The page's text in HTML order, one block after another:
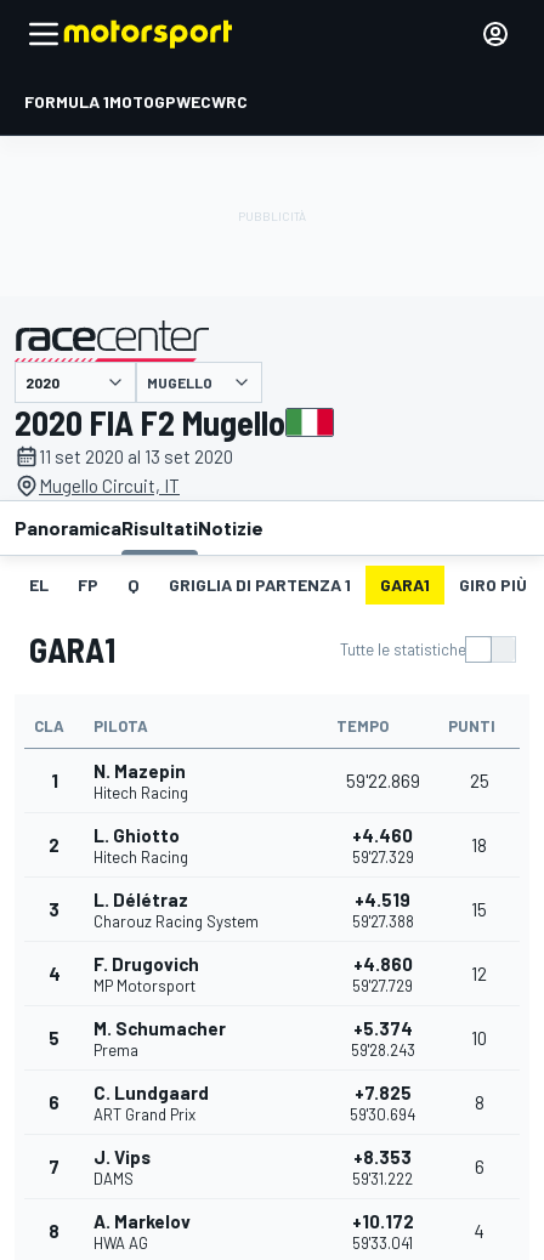
FORMULA 1MOTOGPWECWRC
presentato da MUGELLO
2020 FIA F2 Mugello
11 set 2020 al 13 set 2020
Mugello Circuit, IT
PanoramicaRisultatiNotizie
EL FP Q GRIGLIA DI PARTENZA 1 GARA1 GIRO PIÙ
GARA1 Tutte le statistiche
CLA PILOTA TEMPO PUNTI
1 N. Mazepin
Hitech Racing
59'22.869 25
2 L. Ghiotto
Hitech Racing
+4.460
59'27.329
18
3 L. Délétraz
Charouz Racing System
+4.519
59'27.388
15
4 F. Drugovich
MP Motorsport
+4.860
59'27.729
12
5 M. Schumacher
Prema
+5.374
59'28.243
10
6 C. Lundgaard
ART Grand Prix
+7.825
59'30.694
8
7 J. Vips
DAMS
+8.353
59'31.222
6
8 A. Markelov
HWA AG
+10.172
59'33.041
4